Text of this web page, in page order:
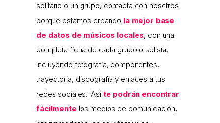
solitario o un grupo, contacta con nosotros
porque estamos creando la mejor base
de datos de músicos locales, con una
completa ficha de cada grupo o solista,
incluyendo fotografía, componentes,
trayectoria, discografía y enlaces a tus
redes sociales. ¡Así te podrán encontrar
fácilmente los medios de comunicación,